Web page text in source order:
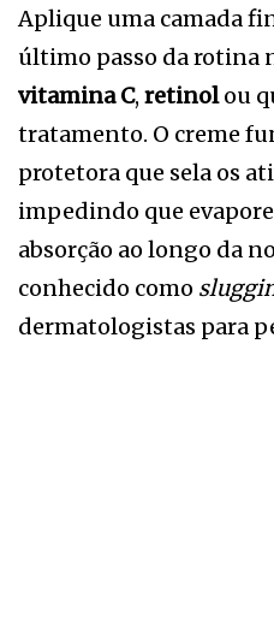
Aplique uma camada
último passo da rotina
vitamina C, retinolou
tratamento. O creme
protetora que sela os
impedindo que
absorção ao longo da
conhecido como
dermatologistas para